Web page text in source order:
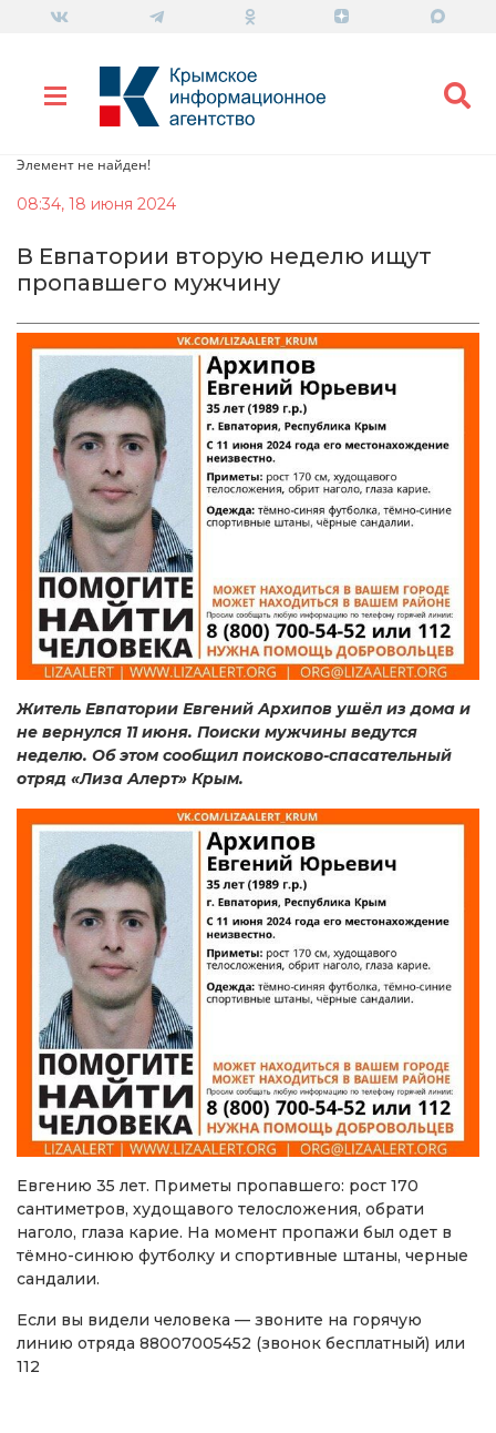
Элемент не найден!
08:34, 18 июня 2024
В Евпатории вторую неделю ищут
пропавшего мужчину
Житель Евпатории Евгений Архипов ушёл из дома и
не вернулся 11 июня. Поиски мужчины ведутся
неделю. Об этом сообщил поисково-спасательный
отряд «Лиза Алерт» Крым.
Евгению 35 лет. Приметы пропавшего: рост 170
сантиметров, худощавого телосложения, обрати
наголо, глаза карие. На момент пропажи был одет в
тёмно-синюю футболку и спортивные штаны, черные
сандалии.
Если вы видели человека — звоните на горячую
линию отряда 88007005452 (звонок бесплатный) или
112